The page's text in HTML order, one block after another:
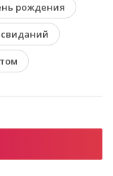
рождения